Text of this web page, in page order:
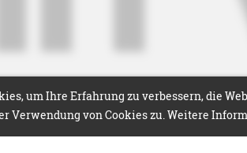
um Ihre Erfahrung zu verbessern, die
Verwendung von Cookies zu. Weitere